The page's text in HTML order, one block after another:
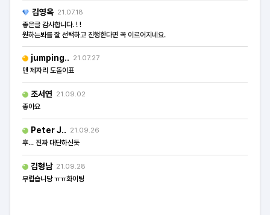
김영옥 21.07.18
좋은글 감사합니다. ! !
원하는봐를 잘 선택하고 진행한다면 꼭 이르어지네요.
jumping.. 21.07.27
맨 제자리 도돌이표
조서연 21.09.02
좋아요
Peter J.. 21.09.26
후... 진짜 대단하신듯
김형남 21.09.28
부럽습니당 ㅠㅠ화이팅